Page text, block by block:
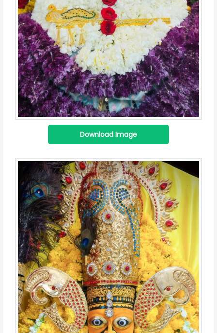
Download Image